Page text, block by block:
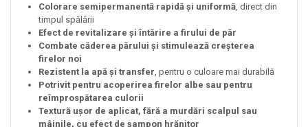
Colorare semipermanentă rapidă și uniformă , direct din
timpul spălării
Efect de revitalizare și întărire a firului de păr
Combate căderea părului și stimulează creșterea
firelor noi
Rezistent la apă și transfer , pentru o culoare mai durabilă
Potrivit pentru acoperirea firelor albe sau pentru
reîmprospătarea culorii
Textură ușor de aplicat, fără a murdări scalpul sau
mâinile, cu efect de șampon hrănitor